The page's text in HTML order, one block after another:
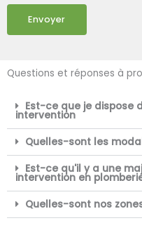
Envoyer
Questions et réponses à
Est-ce que je dispose
intervention
Quelles-sont les
Est-ce qu'il y a une
intervention en
Quelles-sont nos